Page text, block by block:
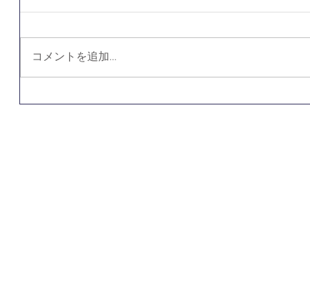
コメントを追加…